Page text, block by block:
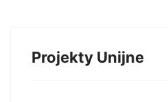
Projekty Unijne